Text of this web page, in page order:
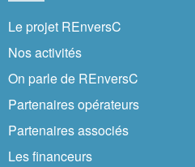
Le projet REnversC
Nos activités
On parle de REnversC
Partenaires opérateurs
Partenaires associés
Les financeurs